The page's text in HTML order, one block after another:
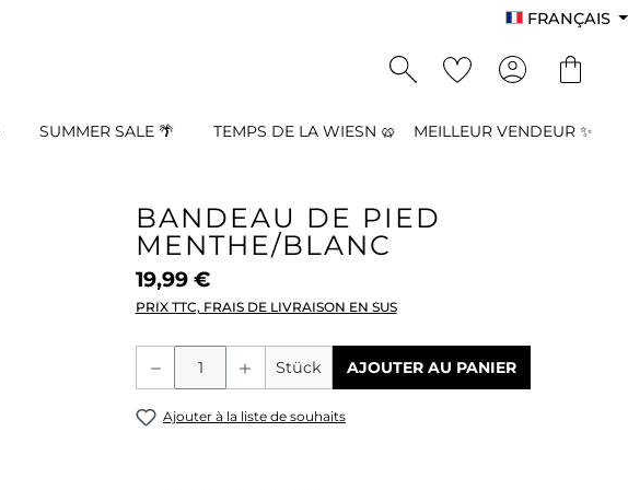
FRANÇAIS
SUMMER SALE 🌴 TEMPS DE LA WIESN 🥨 MEILLEUR VENDEUR ✨
BANDEAU DE PIED
MENTHE/BLANC
19,99 €
PRIX TTC, FRAIS DE LIVRAISON EN SUS
Quantité de produit : Entrez la
Stück AJOUTER AU PANIER
Ajouter à la liste de souhaits